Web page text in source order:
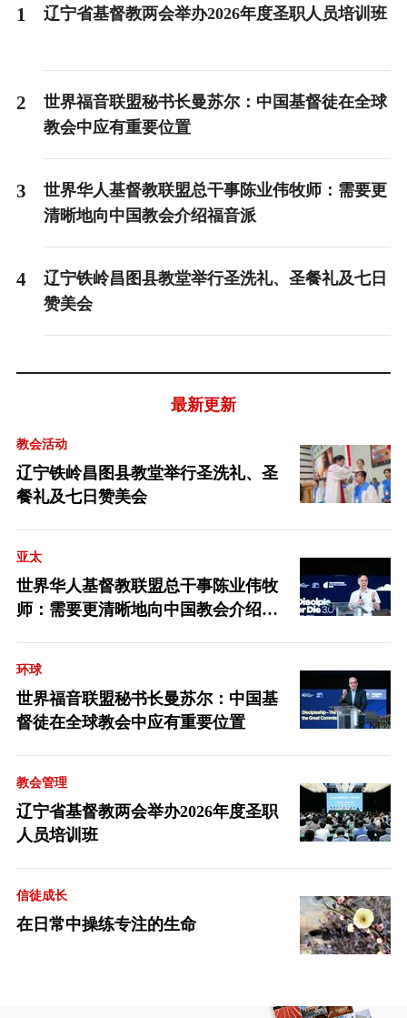
1 辽宁省基督教两会举办2026年度圣职人员培训班
2
世界福音联盟秘书长曼苏尔：中国基督徒在全球
教会中应有重要位置
3
世界华人基督教联盟总干事陈业伟牧师：需要更
清晰地向中国教会介绍福音派
4
辽宁铁岭昌图县教堂举行圣洗礼、圣餐礼及七日
赞美会
最新更新
教会活动
辽宁铁岭昌图县教堂举行圣洗礼、圣
餐礼及七日赞美会
亚太
世界华人基督教联盟总干事陈业伟牧
师：需要更清晰地向中国教会介绍福
环球
世界福音联盟秘书长曼苏尔：中国基
督徒在全球教会中应有重要位置
教会管理
辽宁省基督教两会举办2026年度圣职
人员培训班
信徒成长
在日常中操练专注的生命